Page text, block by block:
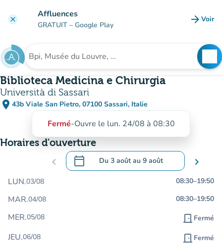
clear Affluences
GRATUIT – Google Play arrow_forward Voir
Rechercher un établissement
Biblioteca Medicina e Chirurgia
Università di Sassari
place 43b Viale San Pietro, 07100 Sassari, Italie
(ouvrir dans Google Maps)
(nouvel onglet)
Fermé-Ouvre le lun. 24/08 à 08:30
Horaires d'ouverture
chevron_left calendar_today Du 3 aoûtau 9 août
.Ouvrir le calendrier pour changer de
chevron_right
LUN.03/08 08:30–19:50
MAR.04/08 08:30–19:50
MER.05/08 door_front Fermé
JEU.06/08 door_front Fermé